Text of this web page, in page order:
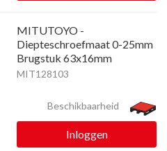
MITUTOYO -
Diepteschroefmaat 0-25mm
Brugstuk 63x16mm
MIT128103
Beschikbaarheid
Inloggen